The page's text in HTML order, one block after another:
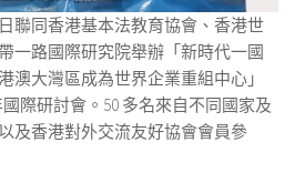
聯同香港基本法教育協會、香港世
一路國際研究院舉辦「新時代一國
澳大灣區成為世界企業重組中心」
際研討會。50 多名來自不同國家及
及香港對外交流友好協會會員參